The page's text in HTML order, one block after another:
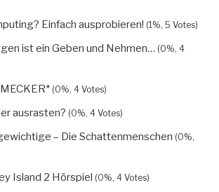
Einfach ausprobieren! (1%, 5 Votes)
ist ein Geben und Nehmen… (0%, 4
(0%, 4 Votes)
ausrasten? (0%, 4 Votes)
– Die Schattenmenschen (0%,
Island 2 Hörspiel (0%, 4 Votes)